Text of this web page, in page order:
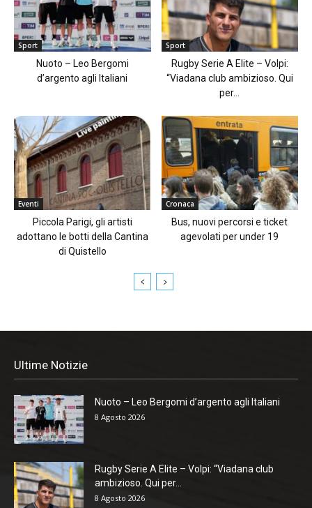
Sport
Nuoto – Leo Bergomi
d’argento agli Italiani
Sport
Rugby Serie A Elite – Volpi:
“Viadana club ambizioso. Qui
per...
Eventi
Piccola Parigi, gli artisti
adottano le botti della Cantina
di Quistello
Cronaca
Bus, nuovi percorsi e ticket
agevolati per under 19
Ultime Notizie
Nuoto – Leo Bergomi d’argento agli Italiani
8 Agosto 2026
Rugby Serie A Elite – Volpi: “Viadana club
ambizioso. Qui per...
8 Agosto 2026